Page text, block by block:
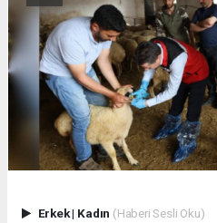
Erkek| Kadın (Haberi Sesli Oku)